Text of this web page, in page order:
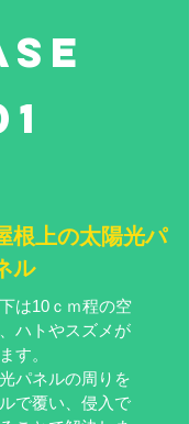
根上の太陽光パ
ル
は10ｃｍ程の空
ハトやスズメが
す。
パネルの周りを
で覆い、侵入で